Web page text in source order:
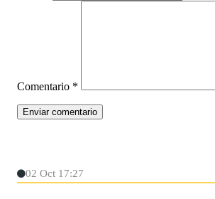
Comentario *
02 Oct 17:27